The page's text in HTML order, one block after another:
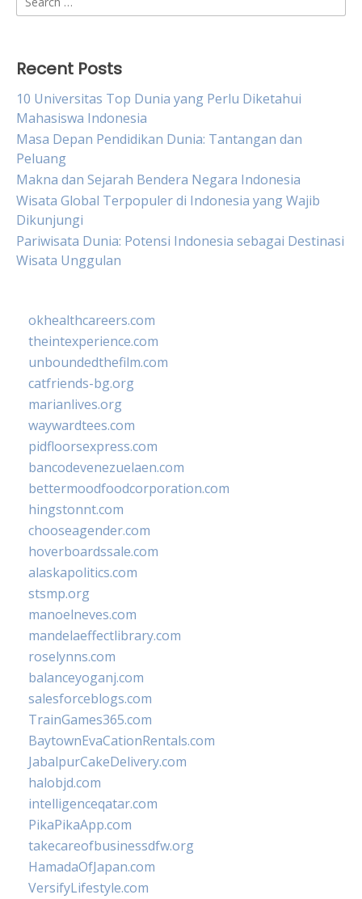
for:
Recent Posts
10 Universitas Top Dunia yang Perlu Diketahui
Mahasiswa Indonesia
Masa Depan Pendidikan Dunia: Tantangan dan
Peluang
Makna dan Sejarah Bendera Negara Indonesia
Wisata Global Terpopuler di Indonesia yang Wajib
Dikunjungi
Pariwisata Dunia: Potensi Indonesia sebagai Destinasi
Wisata Unggulan
okhealthcareers.com
theintexperience.com
unboundedthefilm.com
catfriends-bg.org
marianlives.org
waywardtees.com
pidfloorsexpress.com
bancodevenezuelaen.com
bettermoodfoodcorporation.com
hingstonnt.com
chooseagender.com
hoverboardssale.com
alaskapolitics.com
stsmp.org
manoelneves.com
mandelaeffectlibrary.com
roselynns.com
balanceyoganj.com
salesforceblogs.com
TrainGames365.com
BaytownEvaCationRentals.com
JabalpurCakeDelivery.com
halobjd.com
intelligenceqatar.com
PikaPikaApp.com
takecareofbusinessdfw.org
HamadaOfJapan.com
VersifyLifestyle.com